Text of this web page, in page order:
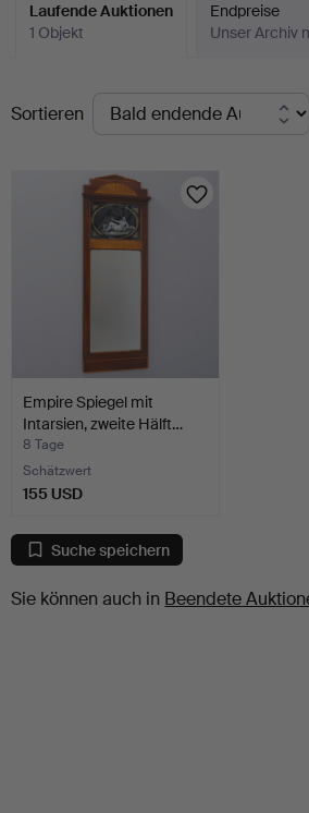
Laufende Auktionen
1 Objekt
Endpreise
Unser Archiv
Laufende
Auktionen
Sortieren
Empire Spiegel mit
Intarsien, zweite Hälft…
8 Tage
Schätzwert
155 USD
Suche speichern
Sie können auch in Beendete